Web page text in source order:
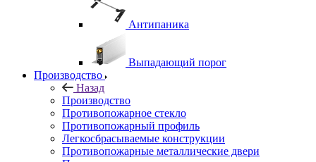
Антипаника
Выпадающий порог
Производство
Назад
Производство
Противопожарное стекло
Противопожарный профиль
Легкосбрасываемые конструкции
Противопожарные металлические двери